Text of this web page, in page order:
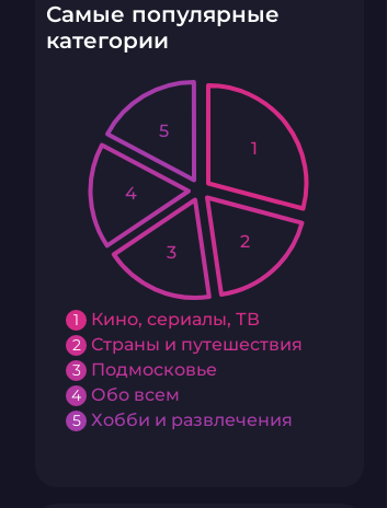
Самые популярные
категории
1 Кино, сериалы, ТВ
2 Страны и путешествия
3 Подмосковье
4 Обо всем
5 Хобби и развлечения
1
2
3
4
5